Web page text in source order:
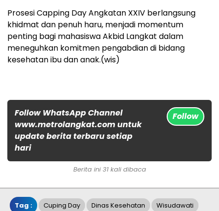
Prosesi Capping Day Angkatan XXIV berlangsung
khidmat dan penuh haru, menjadi momentum
penting bagi mahasiswa Akbid Langkat dalam
meneguhkan komitmen pengabdian di bidang
kesehatan ibu dan anak.(wis)
Follow WhatsApp Channel
www.metrolangkat.com untuk
update berita terbaru setiap
hari
Follow
Berita ini 31 kali dibaca
Tag : Cuping Day Dinas Kesehatan Wisudawati